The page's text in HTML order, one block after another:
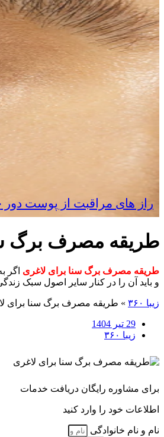
راز های مراقبت از پوست
طریقه مصرف برگ
طریقه مصرف برگ سنا برای لاغری اگر
و باید آن را در کنار سایر اصول سبک
زیبا ۳۶۰ » طریقه مصرف برگ سنا برای
29 تیر 1404
زیبا ۳۶۰
برای مشاوره رایگان دریافت خدمات
اطلاعات خود را وارد کنید
نام و نام خانوادگی